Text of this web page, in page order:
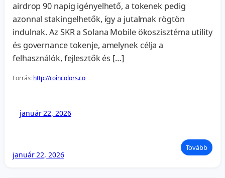
airdrop 90 napig igényelhető, a tokenek pedig
azonnal stakingelhetők, így a jutalmak rögtön
indulnak. Az SKR a Solana Mobile ökoszisztéma utility
és governance tokenje, amelynek célja a
felhasználók, fejlesztők és […]
Forrás: http://coincolors.co
január 22, 2026
január 22, 2026
Tovább